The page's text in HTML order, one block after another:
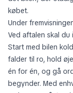
købet.
Under
Ved aftalen skal
Start med bilen
falder til ro, hold
én for én, og gå
begynder. Med